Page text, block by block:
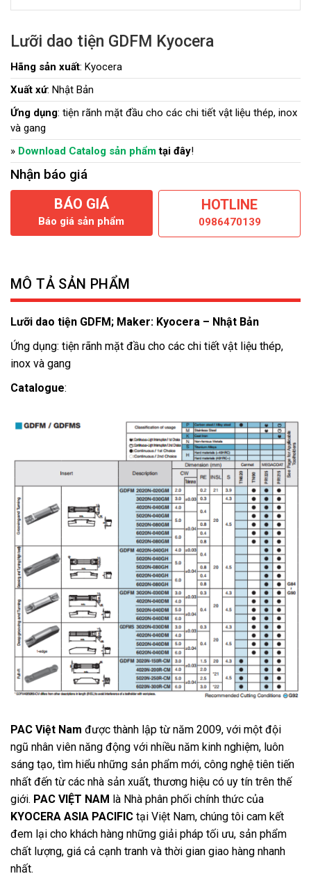
Lưỡi dao tiện GDFM Kyocera
Hãng sản xuất: Kyocera
Xuất xứ: Nhật Bản
Ứng dụng: tiện rãnh mặt đầu cho các chi tiết vật liệu thép, inox
và gang
» Download Catalog sản phẩmtại đây!
Nhận báo giá
BÁO GIÁ
Báo giá sản phẩm
HOTLINE
0986470139
MÔ TẢ SẢN PHẨM
Lưỡi dao tiện GDFM; Maker: Kyocera – Nhật Bản
Ứng dụng: tiện rãnh mặt đầu cho các chi tiết vật liệu thép,
inox và gang
Catalogue:
PAC Việt Nam được thành lập từ năm 2009, với một đội
ngũ nhân viên năng động với nhiều năm kinh nghiệm, luôn
sáng tạo, tìm hiểu những sản phẩm mới, công nghệ tiên tiến
nhất đến từ các nhà sản xuất, thương hiệu có uy tín trên thế
giới. PAC VIỆT NAM là Nhà phân phối chính thức của
KYOCERA ASIA PACIFIC tại Việt Nam, chúng tôi cam kết
đem lại cho khách hàng những giải pháp tối ưu, sản phẩm
chất lượng, giá cả cạnh tranh và thời gian giao hàng nhanh
nhất.